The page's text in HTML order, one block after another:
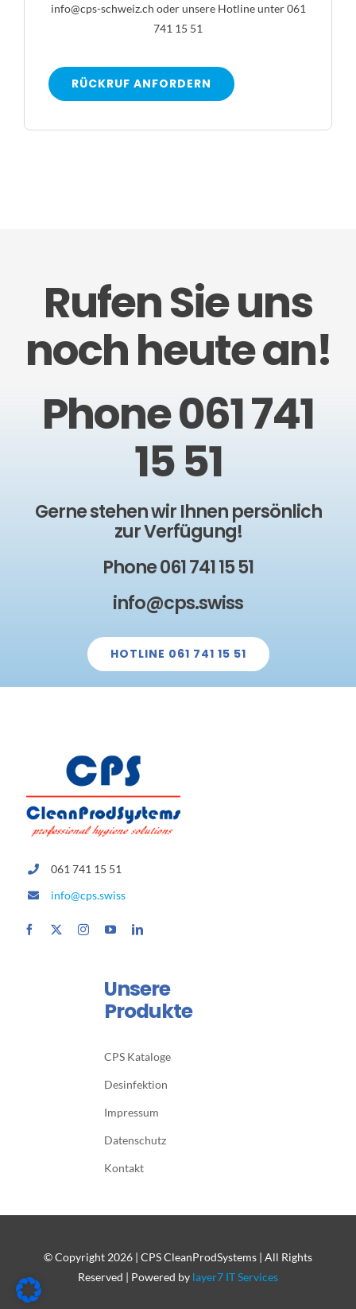
info@cps-schweiz.ch oder unsere Hotline unter 061
741 15 51
RÜCKRUF ANFORDERN
Rufen Sie uns
noch heute an!
Phone 061 741
15 51
Gerne stehen wir Ihnen persönlich
zur Verfügung!
Phone 061 741 15 51
info@cps.swiss
HOTLINE 061 741 15 51
061 741 15 51
info@cps.swiss
Unsere
Produkte
CPS Kataloge
Desinfektion
Impressum
Datenschutz
Kontakt
© Copyright 2026 | CPS CleanProdSystems | All Rights
Reserved | Powered by layer7 IT Services